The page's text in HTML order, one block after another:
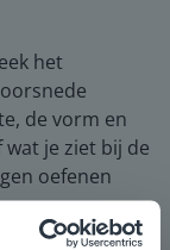
het
de vorm en
je ziet bij de
oefenen